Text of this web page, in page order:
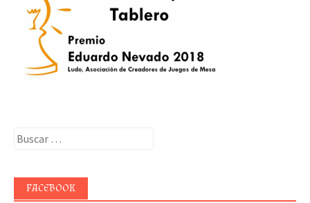
Buscar:
FACEBOOK